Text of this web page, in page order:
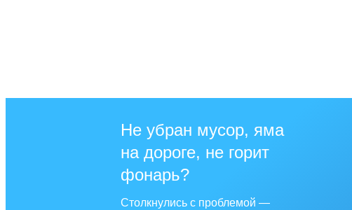
Не убран мусор, яма
на дороге, не горит
фонарь?
Столкнулись с проблемой —